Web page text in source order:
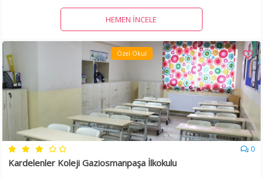
HEMEN İNCELE
Özel Okul
0
Kardelenler Koleji Gaziosmanpaşa İlkokulu